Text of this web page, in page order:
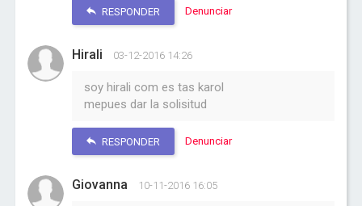
RESPONDER Denunciar
Hirali 03-12-2016 14:26
soy hirali com es tas karol
mepues dar la solisitud
RESPONDER Denunciar
Giovanna 10-11-2016 16:05